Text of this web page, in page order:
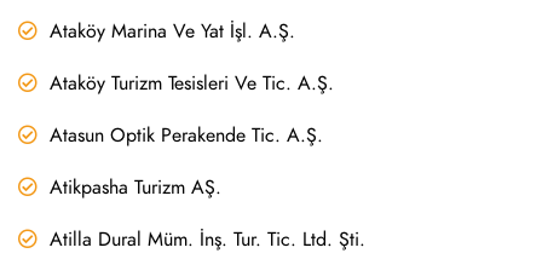
Ataköy Marina Ve Yat İşl. A.Ş.
Ataköy Turizm Tesisleri Ve Tic. A.Ş.
Atasun Optik Perakende Tic. A.Ş.
Atikpasha Turizm AŞ.
Atilla Dural Müm. İnş. Tur. Tic. Ltd. Şti.